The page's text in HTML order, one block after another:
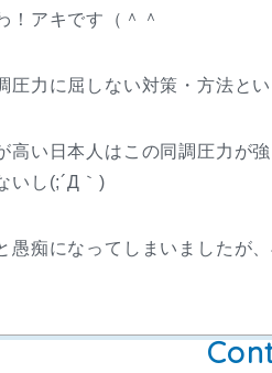
！アキです（＾＾
圧力に屈しない対策・方法と
高い日本人はこの同調圧力が
いし(;´Д｀)
愚痴になってしまいましたが、